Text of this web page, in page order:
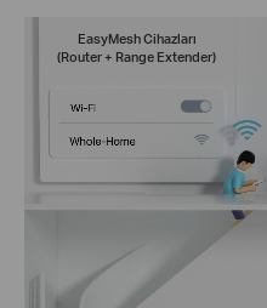
EasyMesh Cihazları
(Router + Range Extender)